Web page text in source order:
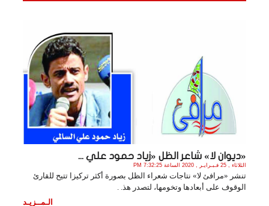
«ديوان لا» شاعر الظل «زياد حمود علي ...
الثلاثاء , 25 فـبـرايـر , 2020 الساعة 7:32:25 PM
تنشر «مرافئ لا» نتاجات شعراء الظل بصورة أكثر تركيزا تتيح للقارئ
الوقوف على أبعادها وتخومها، لتصدر هذ. .
الـمــزيـد